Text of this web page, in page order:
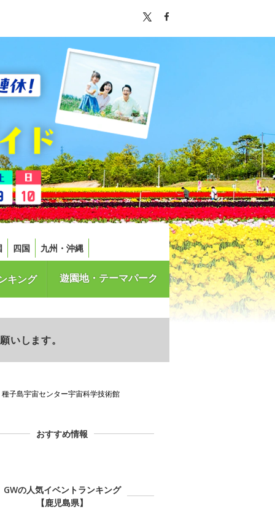
四国 九州・沖縄
キング 遊園地・テーマパーク
いします。
種子島宇宙センター宇宙科学技術館
おすすめ情報
GWの人気イベントランキング
【鹿児島県】